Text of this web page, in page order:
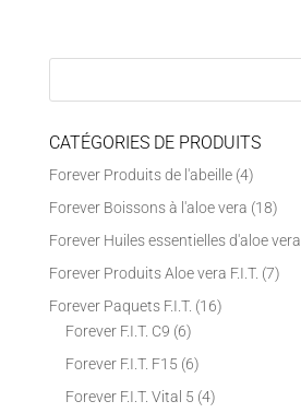
CATÉGORIES DE PRODUITS
Forever Produits de l'abeille (4)
Forever Boissons à l'aloe vera (18)
Forever Huiles essentielles d'aloe vera
Forever Produits Aloe vera F.I.T. (7)
Forever Paquets F.I.T. (16)
Forever F.I.T. C9 (6)
Forever F.I.T. F15 (6)
Forever F.I.T. Vital 5 (4)